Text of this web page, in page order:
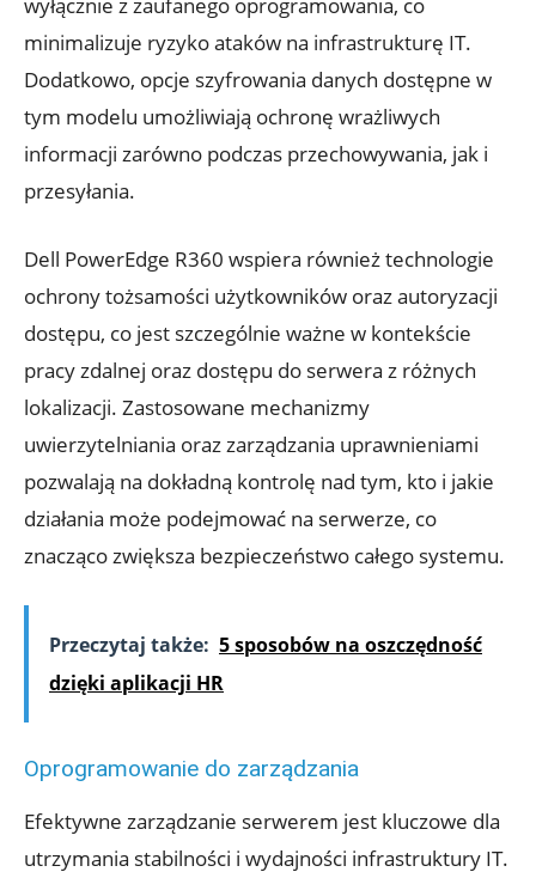
wyłącznie z zaufanego oprogramowania, co
minimalizuje ryzyko ataków na infrastrukturę IT.
Dodatkowo, opcje szyfrowania danych dostępne w
tym modelu umożliwiają ochronę wrażliwych
informacji zarówno podczas przechowywania, jak i
przesyłania.
Dell PowerEdge R360 wspiera również technologie
ochrony tożsamości użytkowników oraz autoryzacji
dostępu, co jest szczególnie ważne w kontekście
pracy zdalnej oraz dostępu do serwera z różnych
lokalizacji. Zastosowane mechanizmy
uwierzytelniania oraz zarządzania uprawnieniami
pozwalają na dokładną kontrolę nad tym, kto i jakie
działania może podejmować na serwerze, co
znacząco zwiększa bezpieczeństwo całego systemu.
Przeczytaj także: 5 sposobów na oszczędność
dzięki aplikacji HR
Oprogramowanie do zarządzania
Efektywne zarządzanie serwerem jest kluczowe dla
utrzymania stabilności i wydajności infrastruktury IT.